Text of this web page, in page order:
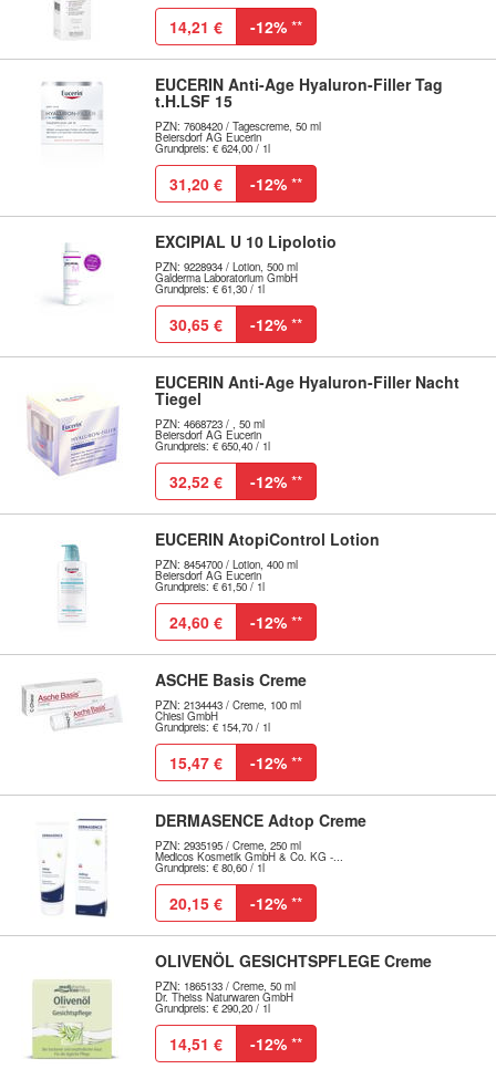
14,21 € -12% **
EUCERIN Anti-Age Hyaluron-Filler Tag
t.H.LSF 15
PZN: 7608420 / Tagescreme, 50 ml
Beiersdorf AG Eucerin
Grundpreis: € 624,00 / 1l
31,20 € -12% **
EXCIPIAL U 10 Lipolotio
PZN: 9228934 / Lotion, 500 ml
Galderma Laboratorium GmbH
Grundpreis: € 61,30 / 1l
30,65 € -12% **
EUCERIN Anti-Age Hyaluron-Filler Nacht
Tiegel
PZN: 4668723 / , 50 ml
Beiersdorf AG Eucerin
Grundpreis: € 650,40 / 1l
32,52 € -12% **
EUCERIN AtopiControl Lotion
PZN: 8454700 / Lotion, 400 ml
Beiersdorf AG Eucerin
Grundpreis: € 61,50 / 1l
24,60 € -12% **
ASCHE Basis Creme
PZN: 2134443 / Creme, 100 ml
Chiesi GmbH
Grundpreis: € 154,70 / 1l
15,47 € -12% **
DERMASENCE Adtop Creme
PZN: 2935195 / Creme, 250 ml
Medicos Kosmetik GmbH & Co. KG -...
Grundpreis: € 80,60 / 1l
20,15 € -12% **
OLIVENÖL GESICHTSPFLEGE Creme
PZN: 1865133 / Creme, 50 ml
Dr. Theiss Naturwaren GmbH
Grundpreis: € 290,20 / 1l
14,51 € -12% **